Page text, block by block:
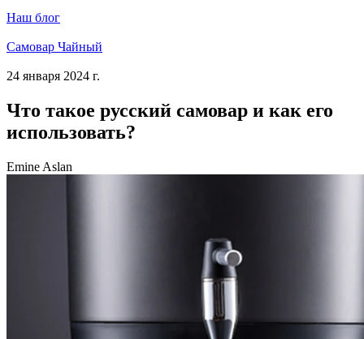
Наш блог
Самовар Чайный
24 января 2024 г.
Что такое русский самовар и как его
использовать?
Emine Aslan